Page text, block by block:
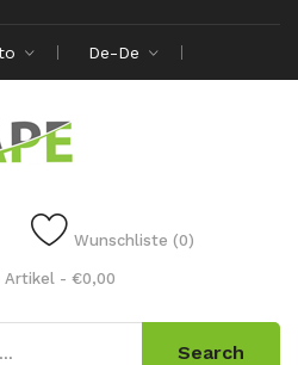
De-De
Wunschliste (0)
Artikel - €0,00
Search